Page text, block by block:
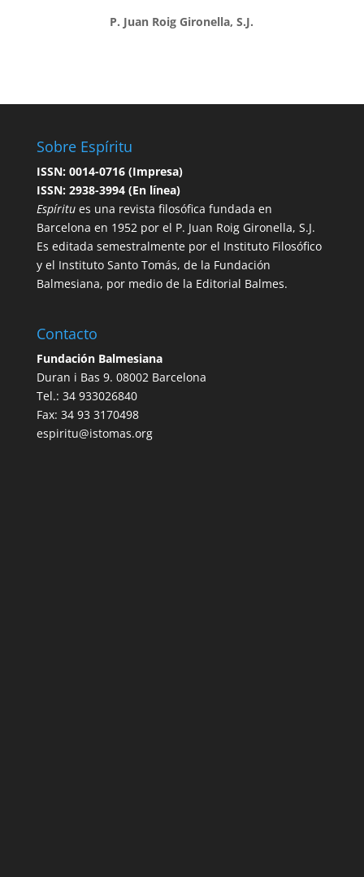
P. Juan Roig Gironella, S.J.
Sobre Espíritu
ISSN: 0014-0716 (Impresa)
ISSN: 2938-3994 (En línea)
Espíritues una revista filosófica fundada en
Barcelona en 1952 por el P. Juan Roig Gironella, S.J.
Es editada semestralmente por el Instituto Filosófico
y el Instituto Santo Tomás, de la Fundación
Balmesiana, por medio de la Editorial Balmes.
Contacto
Fundación Balmesiana
Duran i Bas 9. 08002 Barcelona
Tel.: 34 933026840
Fax: 34 93 3170498
espiritu@istomas.org